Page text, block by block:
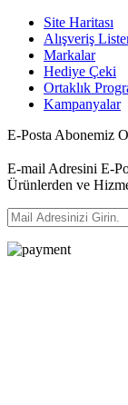
Site Haritası
Alışveriş
Markalar
Hediye Çeki
Ortaklık
Kampanyalar
E-Posta Abonemiz
E-mail Adresini E-
Ürünlerden ve